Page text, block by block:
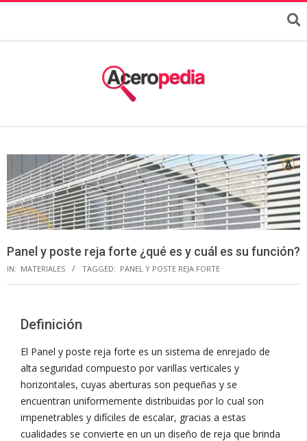
Panel y poste reja forte ¿qué es y cuál es su función?
IN: MATERIALES TAGGED: PANEL Y POSTE REJA FORTE
Definición
El Panel y poste reja forte es un sistema de enrejado de
alta seguridad compuesto por varillas verticales y
horizontales, cuyas aberturas son pequeñas y se
encuentran uniformemente distribuidas por lo cual son
impenetrables y difíciles de escalar, gracias a estas
cualidades se convierte en un un diseño de reja que brinda